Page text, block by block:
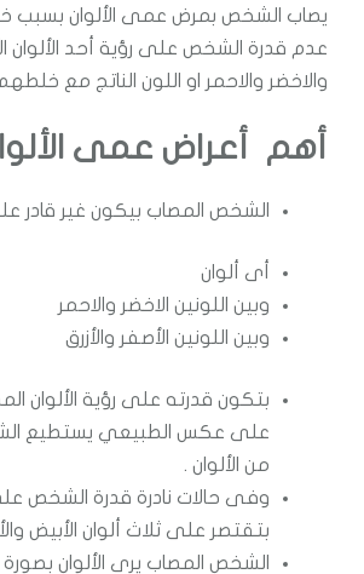
يصاب الشخص بمرض عمى الألوان بسبب خلل
عدم قدرة الشخص على رؤية أحد الألوان
والاخضر والاحمر او اللون الناتج مع خلطهم
أهم أعراض عمى الألوان :
الشخص المصاب بيكون غير قادر على
أى ألوان
وبين اللونين الاخضر والاحمر
وبين اللونين الأصفر والأزرق
بتكون قدرته على رؤية الألوان
على عكس الطبيعي يستطيع الشخص
من الألوان .
وفى حالات نادرة قدرة الشخص على
بتقتصر على ثلاث ألوان الأبيض
الشخص المصاب يرى الألوان بصورة